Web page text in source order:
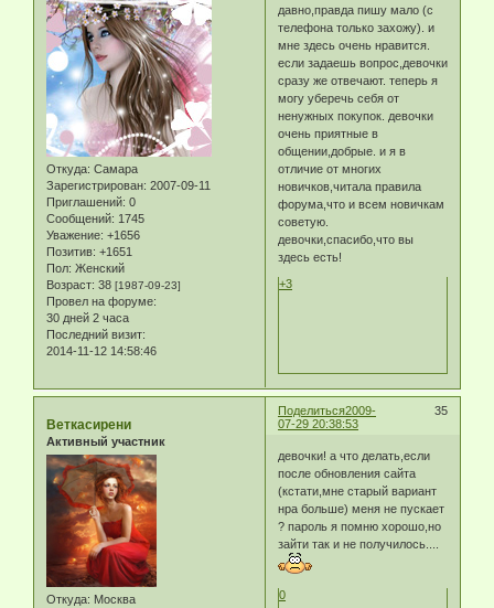
Откуда: Самара
Зарегистрирован: 2007-09-11
Приглашений: 0
Сообщений: 1745
Уважение: +1656
Позитив: +1651
Пол: Женский
Возраст: 38 [1987-09-23]
Провел на форуме:
30 дней 2 часа
Последний визит:
2014-11-12 14:58:46
давно,правда пишу мало (с
телефона только захожу). и
мне здесь очень нравится.
если задаешь вопрос,девочки
сразу же отвечают. теперь я
могу уберечь себя от
ненужных покупок. девочки
очень приятные в
общении,добрые. и я в
отличие от многих
новичков,читала правила
форума,что и всем новичкам
советую.
девочки,спасибо,что вы
здесь есть!
+3
Поделиться 35
2009-
07-29 20:38:53
Веткасирени
Активный участник
Откуда: Москва
девочки! а что делать,если
после обновления сайта
(кстати,мне старый вариант
нра больше) меня не пускает
? пароль я помню хорошо,но
зайти так и не получилось....
0